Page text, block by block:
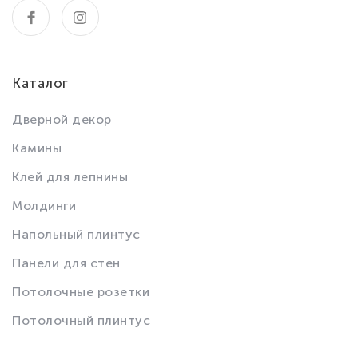
Каталог
Дверной декор
Камины
Клей для лепнины
Молдинги
Напольный плинтус
Панели для стен
Потолочные розетки
Потолочный плинтус